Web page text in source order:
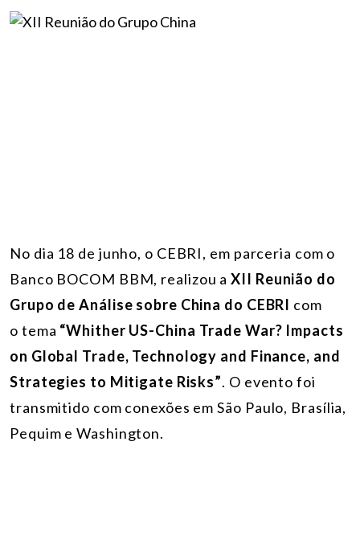
No dia 18 de junho, o CEBRI, em parceria com o
Banco BOCOM BBM, realizou aXII Reunião do
Grupo de Análise sobre China do CEBRI com
o tema “Whither US-China Trade War? Impacts
on Global Trade, Technology and Finance, and
Strategies to Mitigate Risks”. O evento foi
transmitido com conexões emSão Paulo, Brasília,
Pequim e Washington.